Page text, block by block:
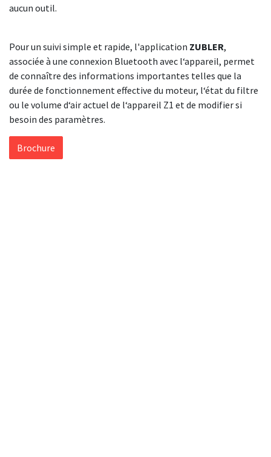
aucun outil.
Pour un suivi simple et rapide, l'application ZUBLER,
associée à une connexion Bluetooth avec l‘appareil, permet
de connaître des informations importantes telles que la
durée de fonctionnement effective du moteur, l‘état du filtre
ou le volume d‘air actuel de l‘appareil Z1 et de modifier si
besoin des paramètres.
Brochure